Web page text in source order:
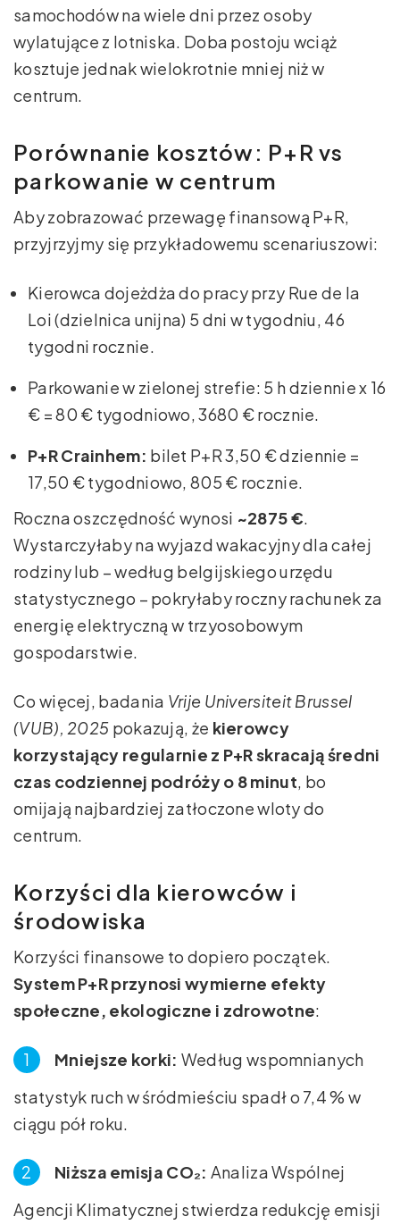
samochodów na wiele dni przez osoby
wylatujące z lotniska. Doba postoju wciąż
kosztuje jednak wielokrotnie mniej niż w
centrum.
Porównanie kosztów: P+R vs
parkowanie w centrum
Aby zobrazować przewagę finansową P+R,
przyjrzyjmy się przykładowemu scenariuszowi:
Kierowca dojeżdża do pracy przy Rue de la
Loi (dzielnica unijna) 5 dni w tygodniu, 46
tygodni rocznie.
Parkowanie w zielonej strefie: 5 h dziennie x 16
€ = 80 € tygodniowo, 3680 € rocznie.
P+R Crainhem: bilet P+R 3,50 € dziennie =
17,50 € tygodniowo, 805 € rocznie.
Roczna oszczędność wynosi ~2875 €.
Wystarczyłaby na wyjazd wakacyjny dla całej
rodziny lub – według belgijskiego urzędu
statystycznego – pokryłaby roczny rachunek za
energię elektryczną w trzyosobowym
gospodarstwie.
Co więcej, badania Vrije Universiteit Brussel
(VUB), 2025 pokazują, że kierowcy
korzystający regularnie z P+R skracają średni
czas codziennej podróży o 8 minut, bo
omijają najbardziej zatłoczone wloty do
centrum.
Korzyści dla kierowców i
środowiska
Korzyści finansowe to dopiero początek.
System P+R przynosi wymierne efekty
społeczne, ekologiczne i zdrowotne:
Mniejsze korki: Według wspomnianych
statystyk ruch w śródmieściu spadł o 7,4 % w
ciągu pół roku.
Niższa emisja CO₂: Analiza Wspólnej
Agencji Klimatycznej stwierdza redukcję emisji